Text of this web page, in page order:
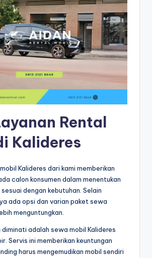
Rental
Kalideres
Kalideres dari kami memberikan
calon konsumen dalam menentukan
dengan kebutuhan. Selain
ada opsi dan varian paket sewa
menguntungkan.
adalah sewa mobil Kalideres
Servis ini memberikan keuntungan
harus mengemudikan mobil sendiri